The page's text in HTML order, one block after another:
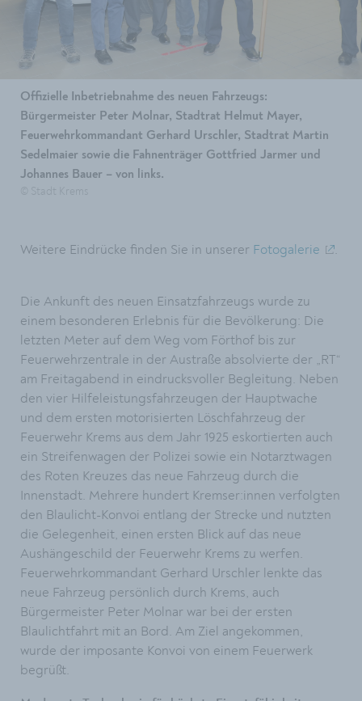
Offizielle Inbetriebnahme des neuen Fahrzeugs:
Bürgermeister Peter Molnar, Stadtrat Helmut Mayer,
Feuerwehrkommandant Gerhard Urschler, Stadtrat Martin
Sedelmaier sowie die Fahnenträger Gottfried Jarmer und
Johannes Bauer – von links.
Weitere Eindrücke finden Sie in unserer Fotogalerie .
Die Ankunft des neuen Einsatzfahrzeugs wurde zu
einem besonderen Erlebnis für die Bevölkerung: Die
letzten Meter auf dem Weg vom Förthof bis zur
Feuerwehrzentrale in der Austraße absolvierte der „RT“
am Freitagabend in eindrucksvoller Begleitung. Neben
den vier Hilfeleistungsfahrzeugen der Hauptwache
und dem ersten motorisierten Löschfahrzeug der
Feuerwehr Krems aus dem Jahr 1925 eskortierten auch
ein Streifenwagen der Polizei sowie ein Notarztwagen
des Roten Kreuzes das neue Fahrzeug durch die
Innenstadt. Mehrere hundert Kremser:innen verfolgten
den Blaulicht-Konvoi entlang der Strecke und nutzten
die Gelegenheit, einen ersten Blick auf das neue
Aushängeschild der Feuerwehr Krems zu werfen.
Feuerwehrkommandant Gerhard Urschler lenkte das
neue Fahrzeug persönlich durch Krems, auch
Bürgermeister Peter Molnar war bei der ersten
Blaulichtfahrt mit an Bord. Am Ziel angekommen,
wurde der imposante Konvoi von einem Feuerwerk
begrüßt.